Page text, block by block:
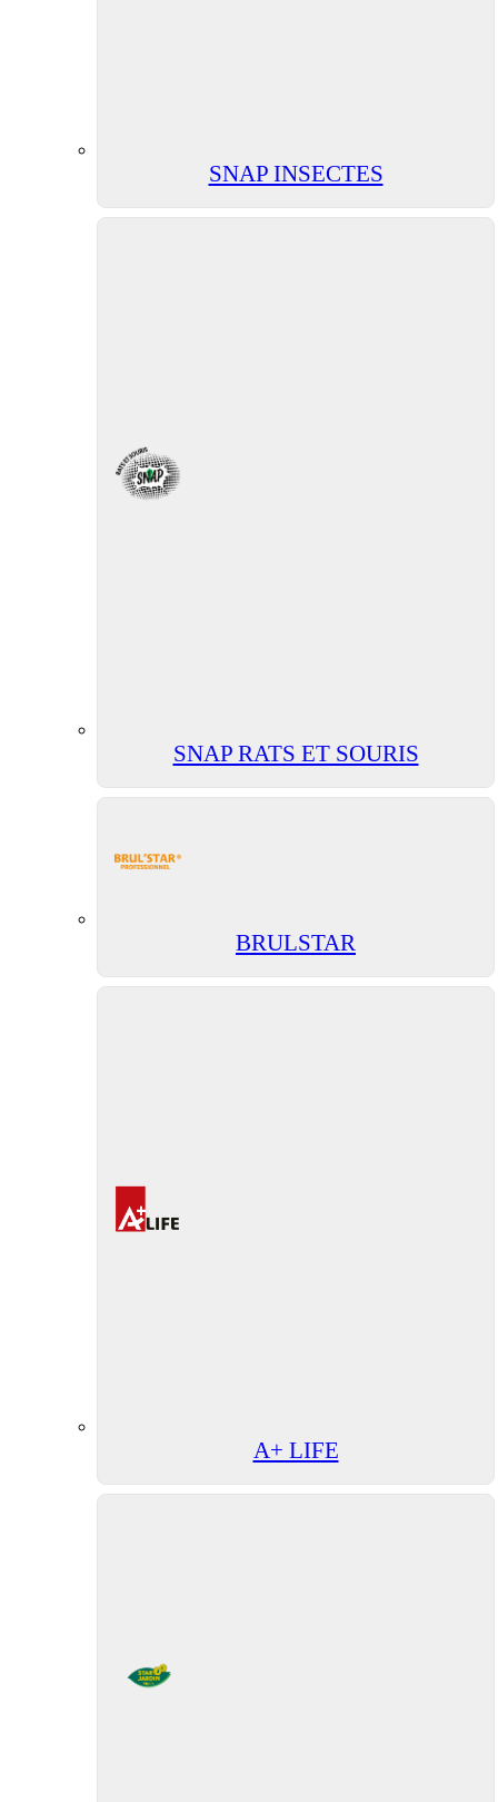
SNAP INSECTES
SNAP RATS ET SOURIS
BRULSTAR
A+ LIFE